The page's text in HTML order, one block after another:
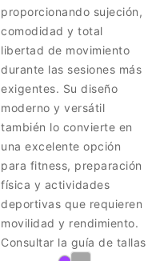
proporcionando sujeción,
comodidad y total
libertad de movimiento
durante las sesiones más
exigentes. Su diseño
moderno y versátil
también lo convierte en
una excelente opción
para fitness, preparación
física y actividades
deportivas que requieren
movilidad y rendimiento.
Consultar la guía de tallas